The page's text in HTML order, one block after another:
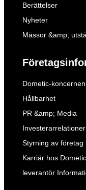
Berättelser
Nyheter
Mässor &amp;
Dometic-koncernen
Hållbarhet
PR &amp; Media
Investerarrelationer
Styrning av företag
Karriär hos Dometic
leverantör